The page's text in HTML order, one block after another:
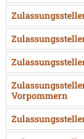
Vorpommern